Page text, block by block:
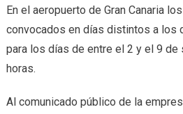
En el aeropuerto de Gran Canaria
convocados en días distintos a los
para los días de entre el 2 y el 9 de
horas.
Al comunicado público de la